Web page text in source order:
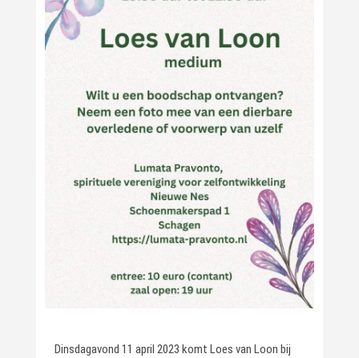
Dinsdagavond 11 april 2023 komt Loes van Loon bij